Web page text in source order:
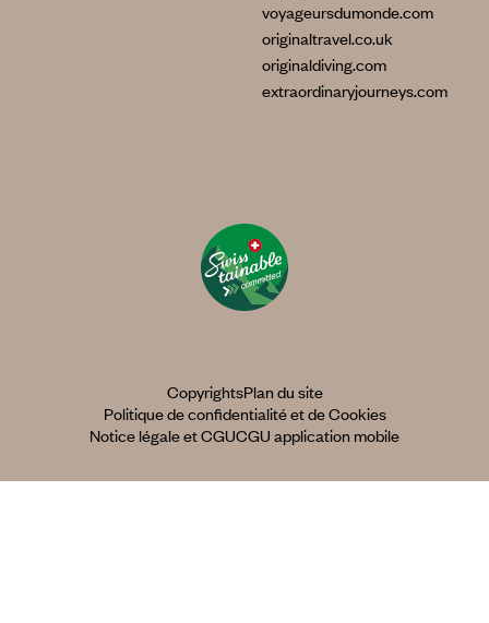
voyageursdumonde.com
originaltravel.co.uk
originaldiving.com
extraordinaryjourneys.com
CopyrightsPlan du site
Politique de confidentialité et de Cookies
Notice légale et CGUCGU application mobile